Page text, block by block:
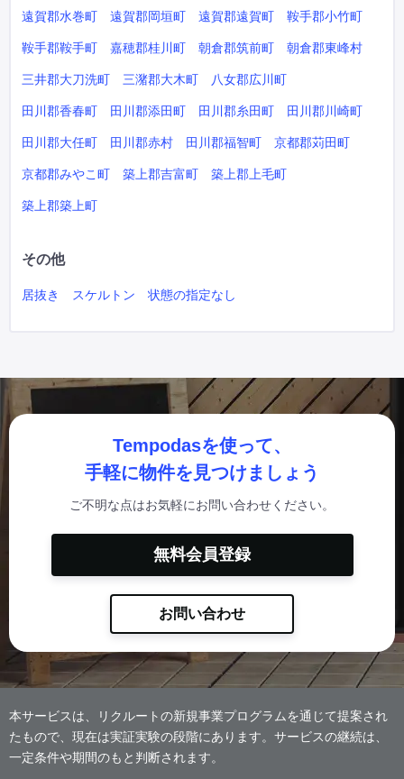
遠賀郡水巻町 遠賀郡岡垣町 遠賀郡遠賀町 鞍手郡小竹町
鞍手郡鞍手町 嘉穂郡桂川町 朝倉郡筑前町 朝倉郡東峰村
三井郡大刀洗町 三潴郡大木町 八女郡広川町
田川郡香春町 田川郡添田町 田川郡糸田町 田川郡川崎町
田川郡大任町 田川郡赤村 田川郡福智町 京都郡苅田町
京都郡みやこ町 築上郡吉富町 築上郡上毛町
築上郡築上町
その他
居抜き スケルトン 状態の指定なし
Tempodasを使って、
手軽に物件を見つけましょう
ご不明な点はお気軽にお問い合わせください。
無料会員登録
お問い合わせ
本サービスは、リクルートの新規事業プログラムを通じて提案され
たもので、現在は実証実験の段階にあります。サービスの継続は、
一定条件や期間のもと判断されます。